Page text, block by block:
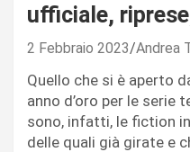
ufficiale,
2 Febbraio 2023 Andrea
Quello che si è aperto
anno d’oro per le serie
sono, infatti, le fiction
delle quali già girate e